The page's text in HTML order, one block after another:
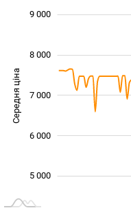
Середня ціна 5 500
5 000
6 000
7 000
8 000
9 000